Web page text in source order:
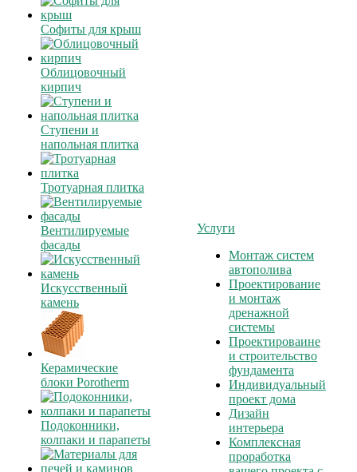
Софиты для крыш
Облицовочный
кирпич
Ступени и
напольная плитка
Тротуарная плитка
Вентилируемые
фасады
Искусственный
камень
Керамические
блоки Porotherm
Подоконники,
колпаки и парапеты
Услуги
Монтаж систем
автополива
Проектирование
и монтаж
дренажной
системы
Проектироваине
и строительство
фундамента
Индивидуальный
проект дома
Дизайн
интерьера
Комплексная
проработка